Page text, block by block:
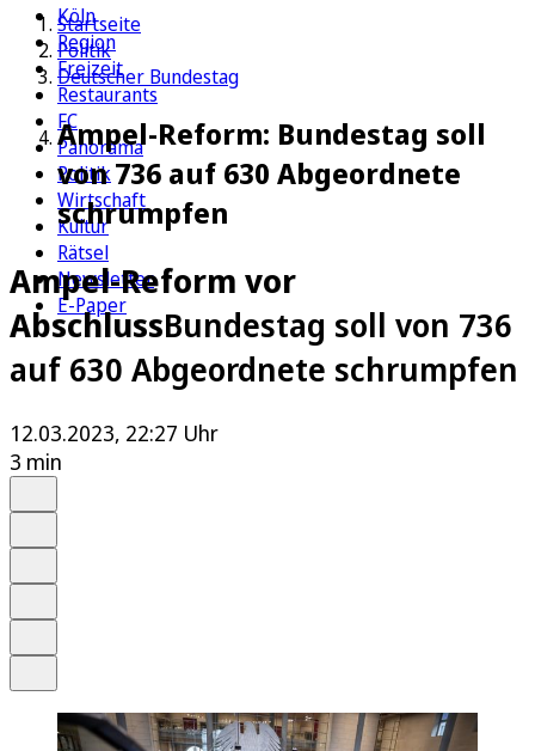
Köln
Region
Freizeit
Restaurants
FC
Panorama
Politik
Wirtschaft
Kultur
Rätsel
Newsletter
E-Paper
Startseite
Politik
Deutscher Bundestag
Ampel-Reform: Bundestag soll
von 736 auf 630 Abgeordnete
schrumpfen
Ampel-Reform vor
AbschlussBundestag soll von 736
auf 630 Abgeordnete schrumpfen
12.03.2023, 22:27 Uhr
3 min